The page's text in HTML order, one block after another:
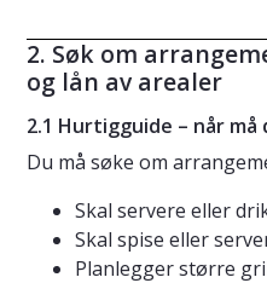
2. Søk om
og lån av arealer
2.1 Hurtigguide – når
Du må søke om
Skal servere eller
Skal spise eller
Planlegger større